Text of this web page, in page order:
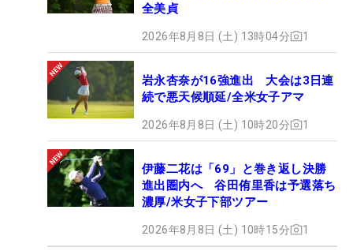
全美貞
2026年8月8日 (土) 13時04分 1
岩永杏奈が16強進出 大会は3日連
続で悪天候順延/全米女子アマ
2026年8月8日 (土) 10時20分 1
伊藤二花は「69」と巻き返し決勝
進出圏内へ 谷田侑里香は予選落ち
濃厚/米女子下部ツアー
2026年8月8日 (土) 10時15分 1